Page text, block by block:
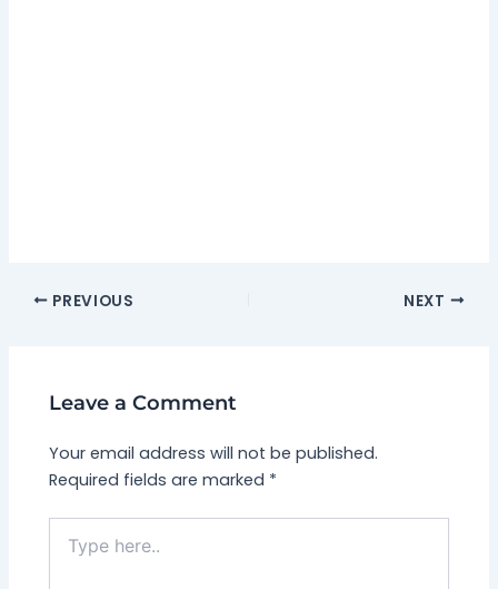
PREVIOUS NEXT
Leave a Comment
Your email address will not be published.
Required fields are marked *
here..